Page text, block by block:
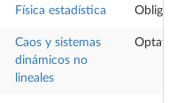
Física estadística
Caos y sistemas
dinámicos no
lineales